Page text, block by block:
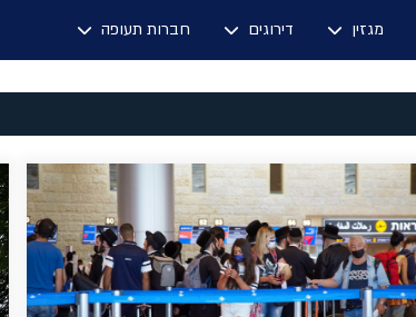
מגזין דירוגים חברות תעופה